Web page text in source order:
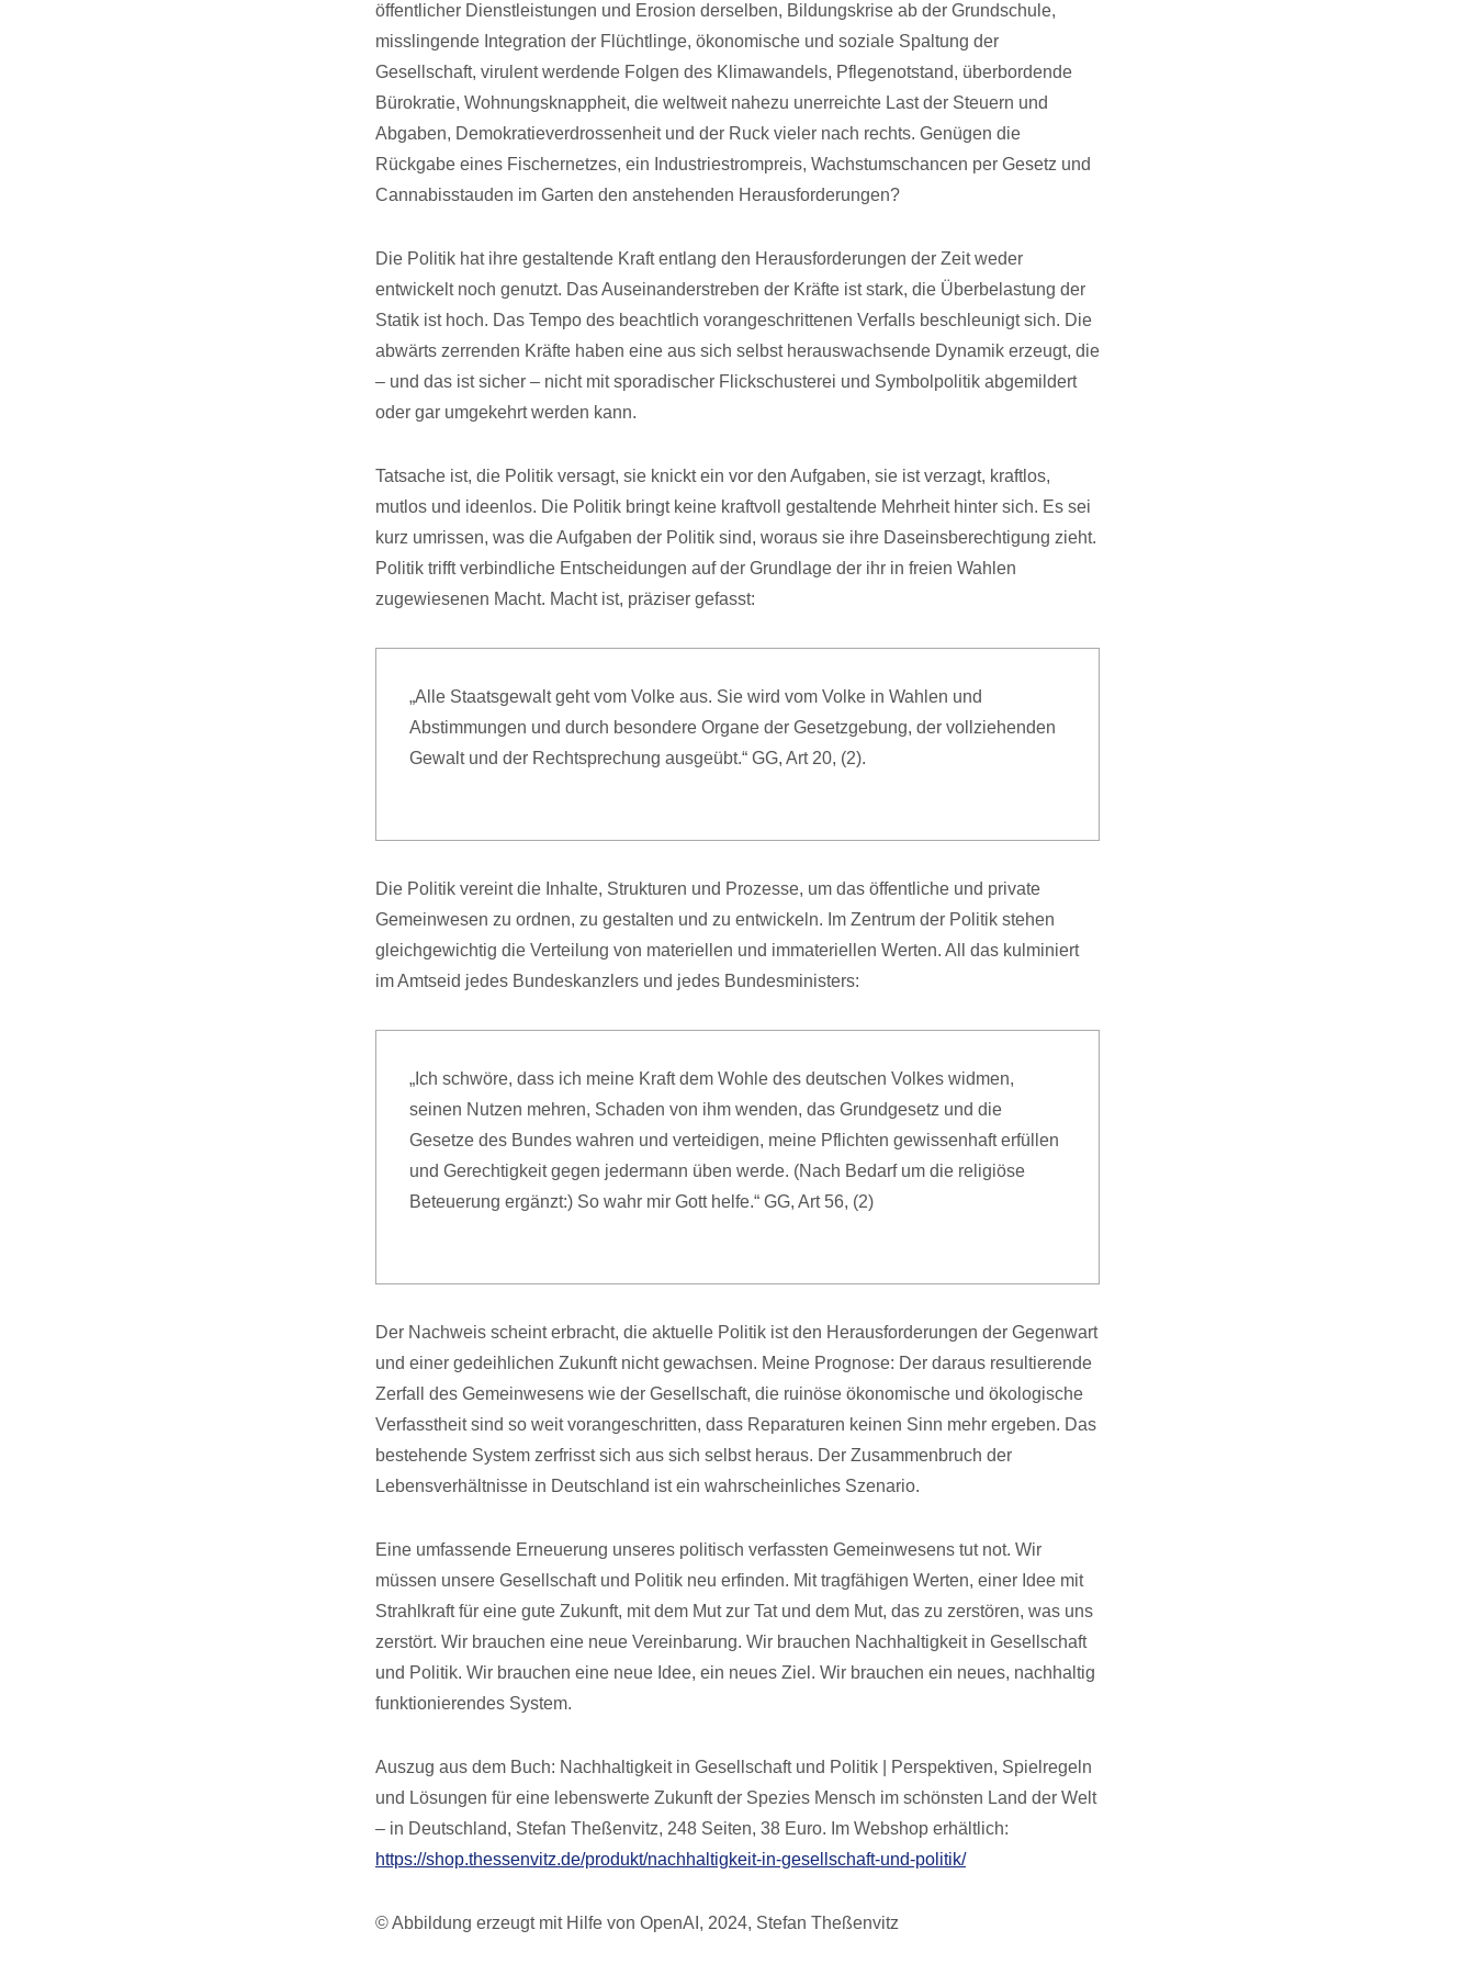
öffentlicher Dienstleistungen und Erosion derselben, Bildungskrise ab der Grundschule,
misslingende Integration der Flüchtlinge, ökonomische und soziale Spaltung der
Gesellschaft, virulent werdende Folgen des Klimawandels, Pflegenotstand, überbordende
Bürokratie, Wohnungsknappheit, die weltweit nahezu unerreichte Last der Steuern und
Abgaben, Demokratieverdrossenheit und der Ruck vieler nach rechts. Genügen die
Rückgabe eines Fischernetzes, ein Industriestrompreis, Wachstumschancen per Gesetz und
Cannabisstauden im Garten den anstehenden Herausforderungen?
Die Politik hat ihre gestaltende Kraft entlang den Herausforderungen der Zeit weder
entwickelt noch genutzt. Das Auseinanderstreben der Kräfte ist stark, die Überbelastung der
Statik ist hoch. Das Tempo des beachtlich vorangeschrittenen Verfalls beschleunigt sich. Die
abwärts zerrenden Kräfte haben eine aus sich selbst herauswachsende Dynamik erzeugt, die
– und das ist sicher – nicht mit sporadischer Flickschusterei und Symbolpolitik abgemildert
oder gar umgekehrt werden kann.
Tatsache ist, die Politik versagt, sie knickt ein vor den Aufgaben, sie ist verzagt, kraftlos,
mutlos und ideenlos. Die Politik bringt keine kraftvoll gestaltende Mehrheit hinter sich. Es sei
kurz umrissen, was die Aufgaben der Politik sind, woraus sie ihre Daseinsberechtigung zieht.
Politik trifft verbindliche Entscheidungen auf der Grundlage der ihr in freien Wahlen
zugewiesenen Macht. Macht ist, präziser gefasst:
„Alle Staatsgewalt geht vom Volke aus. Sie wird vom Volke in Wahlen und
Abstimmungen und durch besondere Organe der Gesetzgebung, der vollziehenden
Gewalt und der Rechtsprechung ausgeübt.“ GG, Art 20, (2).
Die Politik vereint die Inhalte, Strukturen und Prozesse, um das öffentliche und private
Gemeinwesen zu ordnen, zu gestalten und zu entwickeln. Im Zentrum der Politik stehen
gleichgewichtig die Verteilung von materiellen und immateriellen Werten. All das kulminiert
im Amtseid jedes Bundeskanzlers und jedes Bundesministers:
„Ich schwöre, dass ich meine Kraft dem Wohle des deutschen Volkes widmen,
seinen Nutzen mehren, Schaden von ihm wenden, das Grundgesetz und die
Gesetze des Bundes wahren und verteidigen, meine Pflichten gewissenhaft erfüllen
und Gerechtigkeit gegen jedermann üben werde. (Nach Bedarf um die religiöse
Beteuerung ergänzt:) So wahr mir Gott helfe.“ GG, Art 56, (2)
Der Nachweis scheint erbracht, die aktuelle Politik ist den Herausforderungen der Gegenwart
und einer gedeihlichen Zukunft nicht gewachsen. Meine Prognose: Der daraus resultierende
Zerfall des Gemeinwesens wie der Gesellschaft, die ruinöse ökonomische und ökologische
Verfasstheit sind so weit vorangeschritten, dass Reparaturen keinen Sinn mehr ergeben. Das
bestehende System zerfrisst sich aus sich selbst heraus. Der Zusammenbruch der
Lebensverhältnisse in Deutschland ist ein wahrscheinliches Szenario.
Eine umfassende Erneuerung unseres politisch verfassten Gemeinwesens tut not. Wir
müssen unsere Gesellschaft und Politik neu erfinden. Mit tragfähigen Werten, einer Idee mit
Strahlkraft für eine gute Zukunft, mit dem Mut zur Tat und dem Mut, das zu zerstören, was uns
zerstört. Wir brauchen eine neue Vereinbarung. Wir brauchen Nachhaltigkeit in Gesellschaft
und Politik. Wir brauchen eine neue Idee, ein neues Ziel. Wir brauchen ein neues, nachhaltig
funktionierendes System.
Auszug aus dem Buch: Nachhaltigkeit in Gesellschaft und Politik | Perspektiven, Spielregeln
und Lösungen für eine lebenswerte Zukunft der Spezies Mensch im schönsten Land der Welt
– in Deutschland, Stefan Theßenvitz, 248 Seiten, 38 Euro. Im Webshop erhältlich:
https://shop.thessenvitz.de/produkt/nachhaltigkeit-in-gesellschaft-und-politik/
© Abbildung erzeugt mit Hilfe von OpenAI, 2024, Stefan Theßenvitz